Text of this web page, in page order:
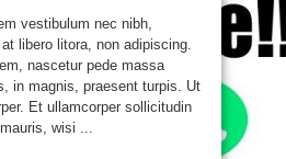
vestibulum nec nibh,
libero litora, non adipiscing.
nascetur pede massa
in magnis, praesent turpis. Ut
Et ullamcorper sollicitudin
wisi ...